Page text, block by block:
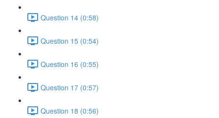
Question 14 (0:58)
Question 15 (0:54)
Question 16 (0:55)
Question 17 (0:57)
Question 18 (0:56)